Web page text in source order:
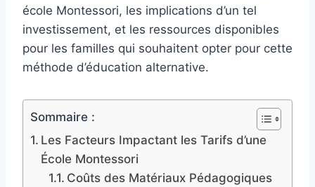
école Montessori, les implications d’un tel
investissement, et les ressources disponibles
pour les familles qui souhaitent opter pour cette
méthode d’éducation alternative.
Sommaire :
Les Facteurs Impactant les Tarifs d’une
École Montessori
Coûts des Matériaux Pédagogiques